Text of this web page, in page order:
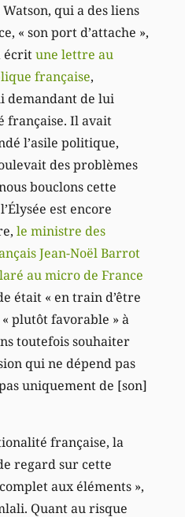
qui a des liens
« son port d’attache »,
écritune lettre au
française,
demandant de lui
française. Il avait
l’asile politique,
des problèmes
bouclons cette
est encore
le ministre des
Jean-Noël Barrot
au micro de France
était « en train d’être
« plutôt favorable » à
toutefois souhaiter
qui ne dépend pas
uniquement de [son]
française, la
regard sur cette
aux éléments »,
Quant au risque